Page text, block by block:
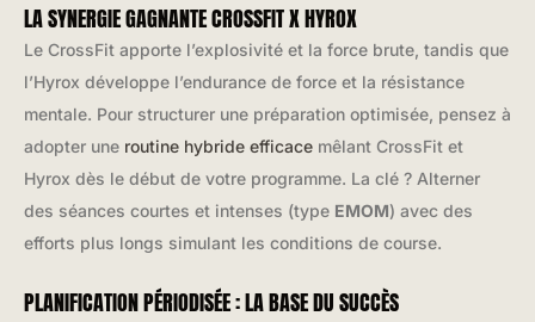
LA SYNERGIE GAGNANTE CROSSFIT X HYROX
Le CrossFit apporte l’explosivité et la force brute, tandis que
l’Hyrox développe l’endurance de force et la résistance
mentale. Pour structurer une préparation optimisée, pensez à
adopter une routine hybride efficace mêlant CrossFit et
Hyrox dès le début de votre programme. La clé ? Alterner
des séances courtes et intenses (type EMOM) avec des
efforts plus longs simulant les conditions de course.
PLANIFICATION PÉRIODISÉE : LA BASE DU SUCCÈS